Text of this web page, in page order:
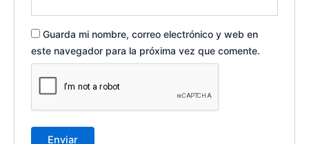
Guarda mi nombre, correo electrónico y web en
este navegador para la próxima vez que comente.